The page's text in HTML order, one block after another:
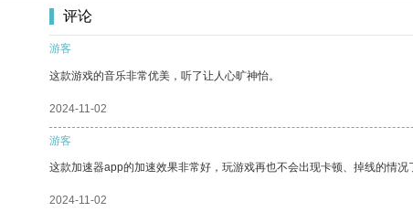
评论
游客
这款游戏的音乐非常优美，听了让人心旷神怡。
2024-11-02
游客
这款加速器app的加速效果非常好，玩游戏再也不会出现卡顿、掉线的情
2024-11-02